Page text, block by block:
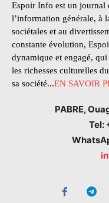
Espoir Info est un journal
l’information générale, à
sociétales et au
constante évolution,
dynamique et engagé,
les richesses culturelles
sa société...EN SAVOIR
PABRE,
Tel: